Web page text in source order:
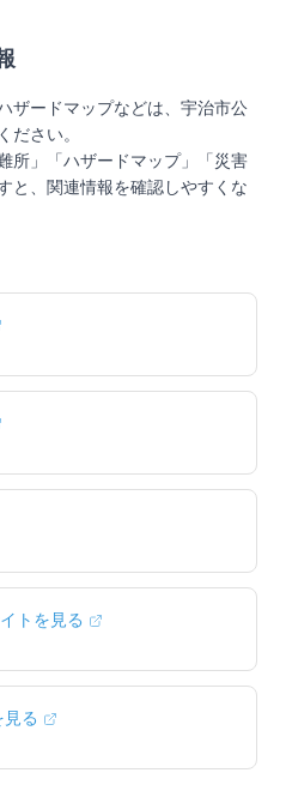
ザードマップなどは、 宇治市公
ださい。
所」「ハザードマップ」「災害
と、関連情報を確認しやすくな
トを見る
る